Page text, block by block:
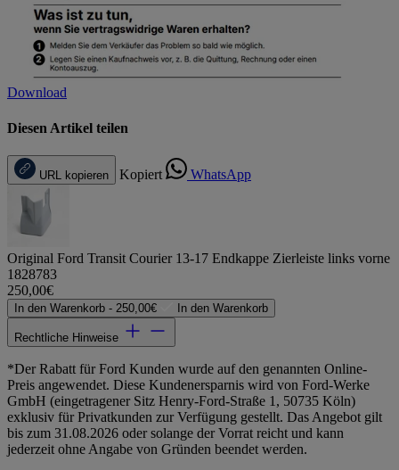
Download
Diesen Artikel teilen
URL kopieren Kopiert WhatsApp
Original Ford Transit Courier 13-17 Endkappe Zierleiste links vorne
1828783
250,00€
In den Warenkorb - 250,00€ In den Warenkorb
Rechtliche Hinweise
*Der Rabatt für Ford Kunden wurde auf den genannten Online-
Preis angewendet. Diese Kundenersparnis wird von Ford-Werke
GmbH (eingetragener Sitz Henry-Ford-Straße 1, 50735 Köln)
exklusiv für Privatkunden zur Verfügung gestellt. Das Angebot gilt
bis zum 31.08.2026 oder solange der Vorrat reicht und kann
jederzeit ohne Angabe von Gründen beendet werden.